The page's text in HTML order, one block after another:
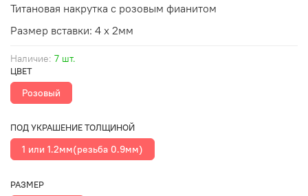
Наличие: 7 шт.
ЦВЕТ
Розовый
ПОД УКРАШЕНИЕ ТОЛЩИНОЙ
1 или 1.2мм(резьба 0.9мм)
РАЗМЕР
Титановая накрутка с розовым фианитом
Размер вставки: 4 х 2мм